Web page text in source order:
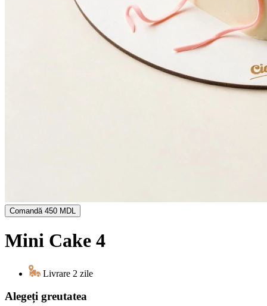
Comandă 450 MDL
Mini Cake 4
Livrare 2 zile
Alegeți greutatea